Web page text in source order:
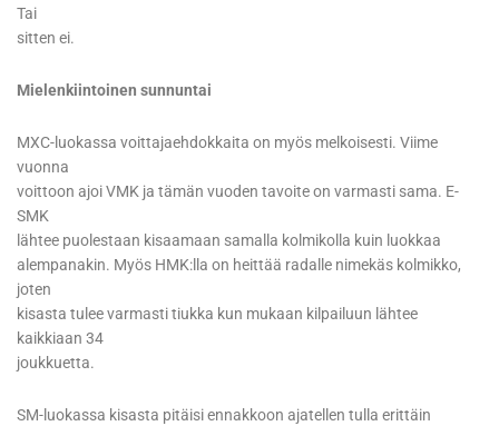
Tai
sitten ei.
Mielenkiintoinen sunnuntai
MXC-luokassa voittajaehdokkaita on myös melkoisesti. Viime
vuonna
voittoon ajoi VMK ja tämän vuoden tavoite on varmasti sama. E-
SMK
lähtee puolestaan kisaamaan samalla kolmikolla kuin luokkaa
alempanakin. Myös HMK:lla on heittää radalle nimekäs kolmikko,
joten
kisasta tulee varmasti tiukka kun mukaan kilpailuun lähtee
kaikkiaan 34
joukkuetta.
SM-luokassa kisasta pitäisi ennakkoon ajatellen tulla erittäin